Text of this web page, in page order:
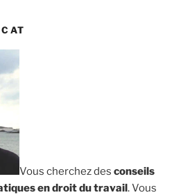
Vous cherchez des conseils
en droit du travail. Vous